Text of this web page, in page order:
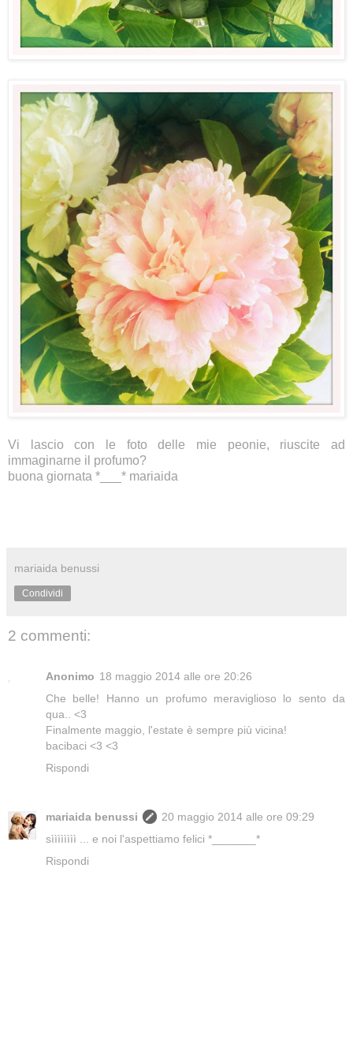
Vi lascio con le foto delle mie peonie, riuscite ad
immaginarne il profumo?
buona giornata *___* mariaida
mariaida benussi
Condividi
2 commenti:
Anonimo 18 maggio 2014 alle ore 20:26
Che belle! Hanno un profumo meraviglioso lo sento da
qua.. <3
Finalmente maggio, l'estate è sempre più vicina!
bacibaci <3 <3
Rispondi
mariaida benussi
20 maggio 2014 alle ore 09:29
sìììììììì ... e noi l'aspettiamo felici *_______*
Rispondi